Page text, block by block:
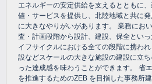
エネルギーの安定供給を支えるとともに
値・サービスを提供し、北陸地域と共に発
に大きなやりがいがあります。 業務にお
査・計画段階から設計、建設、保全といっ
イフサイクルにおける全ての段階に携わ
設などスケールの大きな施設の建設に立
った達成感を味わうことができます。 省
を推進するためのZEB を目指した事務所建